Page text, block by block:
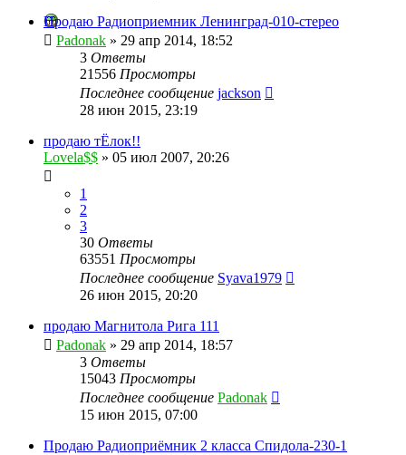
Продаю Радиоприемник Ленинград-010-стерео
Padonak » 29 апр 2014, 18:52
3 Ответы
21556 Просмотры
Последнее сообщение jackson
28 июн 2015, 23:19
продаю тЁлок!!
Lovela$$ » 05 июл 2007, 20:26
1
2
3
30 Ответы
63551 Просмотры
Последнее сообщение Syava1979
26 июн 2015, 20:20
продаю Магнитола Рига 111
Padonak » 29 апр 2014, 18:57
3 Ответы
15043 Просмотры
Последнее сообщение Padonak
15 июн 2015, 07:00
Продаю Радиоприёмник 2 класса Спидола-230-1